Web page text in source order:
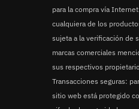
para la compra vía
cualquiera de los
sujeta a la verificación de
marcas comerciales
sus respectivos
Transacciones seguras:
sitio web está protegido